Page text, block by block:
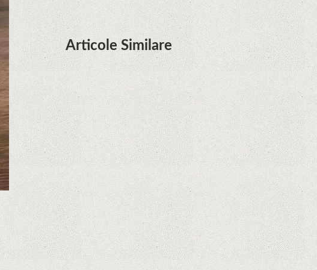
Articole Similare
Microsoft lucrează la dezvoltarea
unui procesor proprietar pentru
dispozitivele Surface
Hoții de telefoane dezvăluie cum
fură și banii victimelor, folosind
doar cartela SIM
Samsung Galaxy S21 Ultra: cel mai
bun telefon Android de pe piață